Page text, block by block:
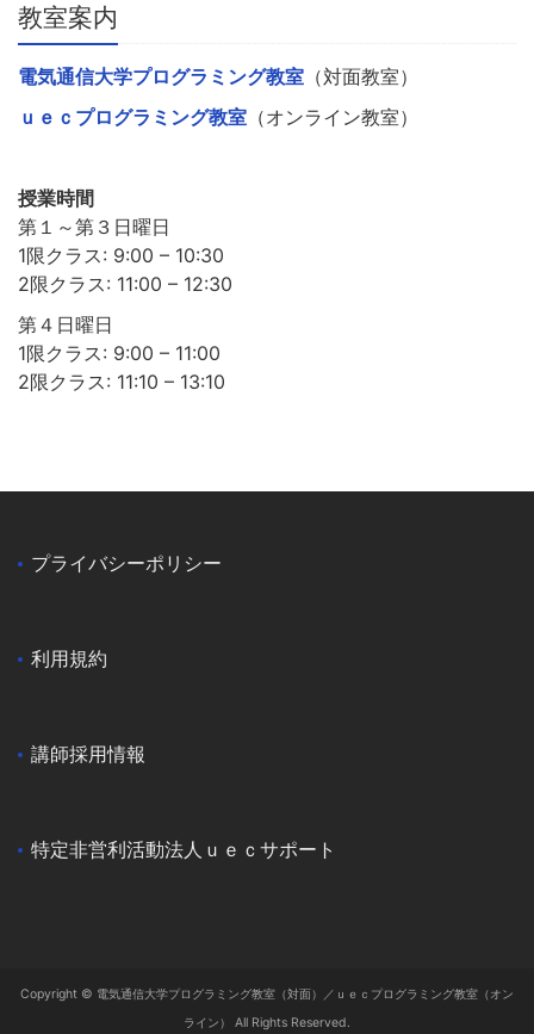
教室案内
電気通信大学プログラミング教室 （対面教室）
ｕｅｃプログラミング教室 （オンライン教室）
授業時間
第１～第３日曜日
1限クラス: 9:00 – 10:30
2限クラス: 11:00 – 12:30
第４日曜日
1限クラス: 9:00 – 11:00
2限クラス: 11:10 – 13:10
プライバシーポリシー
利用規約
講師採用情報
特定非営利活動法人ｕｅｃサポート
Copyright © 電気通信大学プログラミング教室（対面）／ｕｅｃプログラミング教室（オン
ライン） All Rights Reserved.